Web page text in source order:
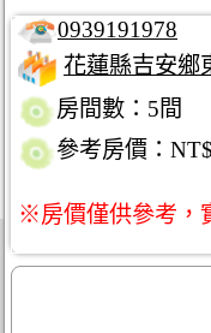
0939191978
花蓮縣吉安鄉
房間數：5間
參考房價：
※房價僅供參考，